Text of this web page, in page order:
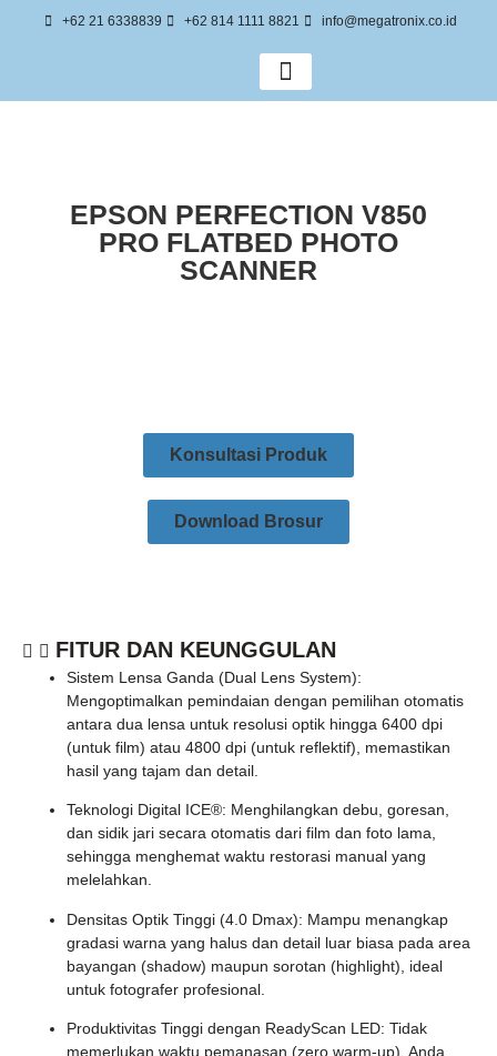
+62 21 6338839 +62 814 1111 8821 info@megatronix.co.id
EPSON PERFECTION V850
PRO FLATBED PHOTO
SCANNER
Konsultasi Produk
Download Brosur
FITUR DAN KEUNGGULAN
Sistem Lensa Ganda (Dual Lens System):
Mengoptimalkan pemindaian dengan pemilihan otomatis
antara dua lensa untuk resolusi optik hingga 6400 dpi
(untuk film) atau 4800 dpi (untuk reflektif), memastikan
hasil yang tajam dan detail.
Teknologi Digital ICE®: Menghilangkan debu, goresan,
dan sidik jari secara otomatis dari film dan foto lama,
sehingga menghemat waktu restorasi manual yang
melelahkan.
Densitas Optik Tinggi (4.0 Dmax): Mampu menangkap
gradasi warna yang halus dan detail luar biasa pada area
bayangan (shadow) maupun sorotan (highlight), ideal
untuk fotografer profesional.
Produktivitas Tinggi dengan ReadyScan LED: Tidak
memerlukan waktu pemanasan (zero warm-up). Anda